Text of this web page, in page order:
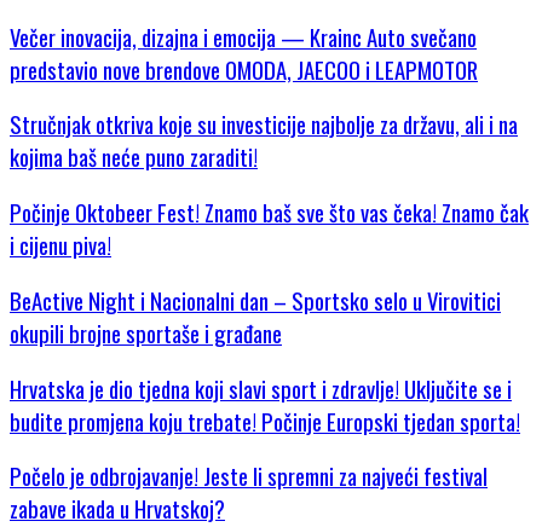
Večer inovacija, dizajna i emocija — Krainc Auto svečano
predstavio nove brendove OMODA, JAECOO i LEAPMOTOR
Stručnjak otkriva koje su investicije najbolje za državu, ali i na
kojima baš neće puno zaraditi!
Počinje Oktobeer Fest! Znamo baš sve što vas čeka! Znamo čak
i cijenu piva!
BeActive Night i Nacionalni dan – Sportsko selo u Virovitici
okupili brojne sportaše i građane
Hrvatska je dio tjedna koji slavi sport i zdravlje! Uključite se i
budite promjena koju trebate! Počinje Europski tjedan sporta!
Počelo je odbrojavanje! Jeste li spremni za najveći festival
zabave ikada u Hrvatskoj?